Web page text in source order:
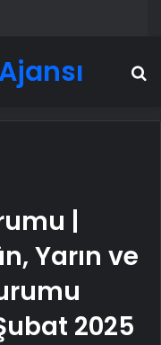
|
Yarın ve
2025